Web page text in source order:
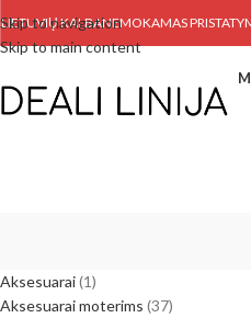
Skip to navigation
Skip to main content
LIETUVIŲ KALBANEMOKAMAS
Aksesuarai 1
Aksesuarai moterims 37